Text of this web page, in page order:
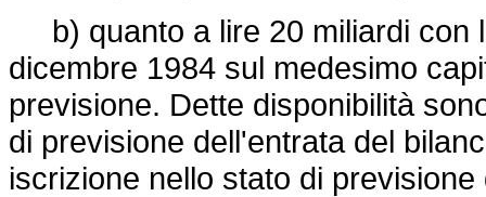
b) quanto a lire 20 miliardi con
dicembre 1984 sul medesimo
previsione. Dette disponibilità
di previsione dell'entrata del
iscrizione nello stato di